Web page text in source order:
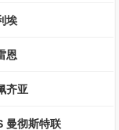
埃
恩
齐亚
曼彻斯特联